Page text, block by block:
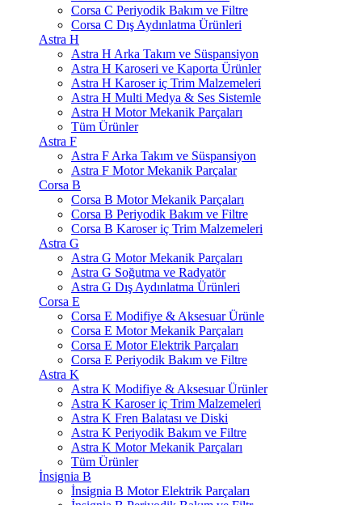
Corsa C Periyodik Bakım ve Filtre
Corsa C Dış Aydınlatma Ürünleri
Astra H
Astra H Arka Takım ve Süspansiyon
Astra H Karoseri ve Kaporta Ürünler
Astra H Karoser iç Trim Malzemeleri
Astra H Multi Medya & Ses Sistemle
Astra H Motor Mekanik Parçaları
Tüm Ürünler
Astra F
Astra F Arka Takım ve Süspansiyon
Astra F Motor Mekanik Parçalar
Corsa B
Corsa B Motor Mekanik Parçaları
Corsa B Periyodik Bakım ve Filtre
Corsa B Karoser iç Trim Malzemeleri
Astra G
Astra G Motor Mekanik Parçaları
Astra G Soğutma ve Radyatör
Astra G Dış Aydınlatma Ürünleri
Corsa E
Corsa E Modifiye & Aksesuar Ürünle
Corsa E Motor Mekanik Parçaları
Corsa E Motor Elektrik Parçaları
Corsa E Periyodik Bakım ve Filtre
Astra K
Astra K Modifiye & Aksesuar Ürünler
Astra K Karoser iç Trim Malzemeleri
Astra K Fren Balatası ve Diski
Astra K Periyodik Bakım ve Filtre
Astra K Motor Mekanik Parçaları
Tüm Ürünler
İnsignia B
İnsignia B Motor Elektrik Parçaları